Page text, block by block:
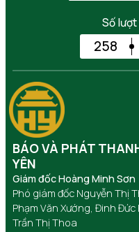
Số
258
BÁO VÀ PHÁT
YÊN
Giám đốc Hoàng Minh Sơn
Phó giám đốc Nguyễn Thị
Phạm Văn Xướng, Đinh Đức
Trần Thị Thoa